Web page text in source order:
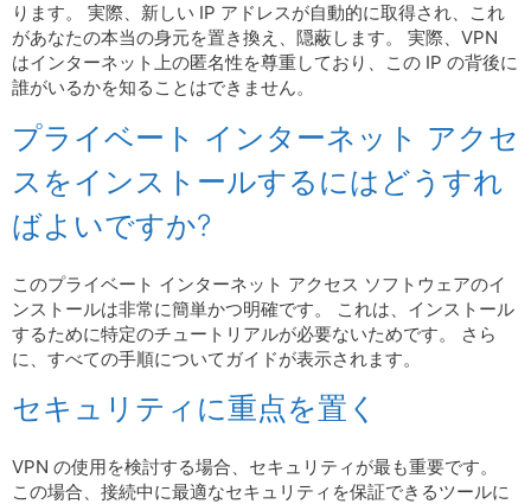
ります。 実際、新しい IP アドレスが自動的に取得され、これ
があなたの本当の身元を置き換え、隠蔽します。 実際、VPN
はインターネット上の匿名性を尊重しており、この IP の背後に
誰がいるかを知ることはできません。
プライベート インターネット アクセ
スをインストールするにはどうすれ
ばよいですか?
このプライベート インターネット アクセス ソフトウェアのイ
ンストールは非常に簡単かつ明確です。 これは、インストール
するために特定のチュートリアルが必要ないためです。 さら
に、すべての手順についてガイドが表示されます。
セキュリティに重点を置く
VPN の使用を検討する場合、セキュリティが最も重要です。
この場合、接続中に最適なセキュリティを保証できるツールに